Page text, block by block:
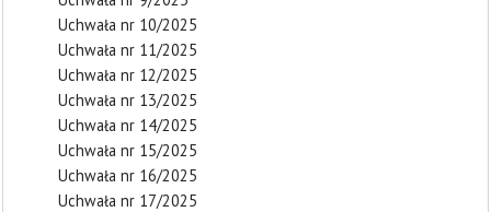
Uchwała nr 10/2025
Uchwała nr 11/2025
Uchwała nr 12/2025
Uchwała nr 13/2025
Uchwała nr 14/2025
Uchwała nr 15/2025
Uchwała nr 16/2025
Uchwała nr 17/2025